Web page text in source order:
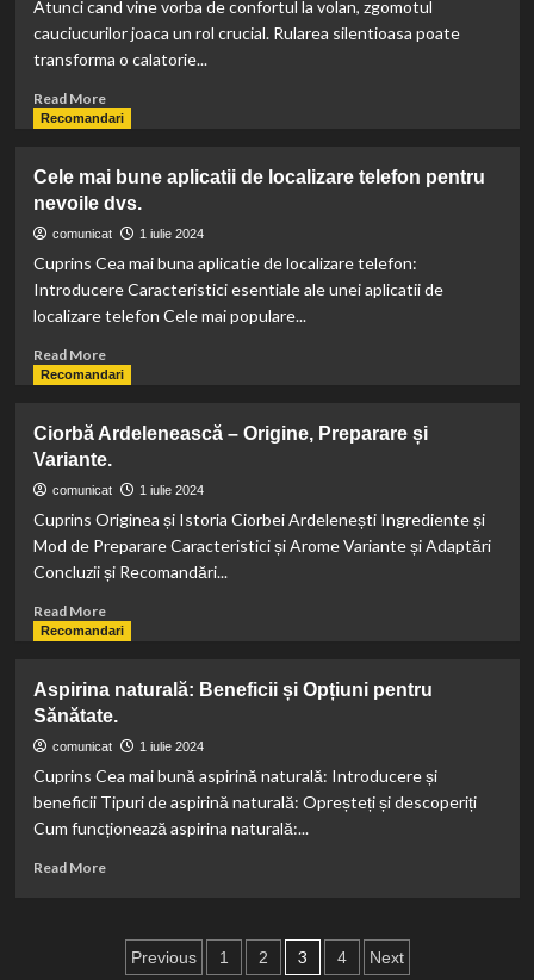
Ideale
Atunci cand vine vorba de confortul la volan, zgomotul
cauciucurilor joaca un rol crucial. Rularea silentioasa poate
transforma o calatorie...
Read MoreRead
more
Cauciucurilor
pentru
o
Rulare
–
Ghidul
pentru
Confort
Liniste
la
Volan
Recomandari
Cele mai bune aplicatii de localizare telefon pentru
nevoile dvs.
comunicat 1 iulie 2024
Cuprins Cea mai buna aplicatie de localizare telefon:
Introducere Caracteristici esentiale ale unei aplicatii de
localizare telefon Cele mai populare...
Read MoreRead
more
mai
bune
aplicatii
de
localizare
telefon
pentru
dvs.
Recomandari
Ciorbă Ardelenească – Origine, Preparare și
Variante.
comunicat 1 iulie 2024
Cuprins Originea și Istoria Ciorbei Ardelenești Ingrediente și
Mod de Preparare Caracteristici și Arome Variante și Adaptări
Concluzii și Recomandări...
Read MoreRead
more
Ardelenească
–
Origine,
Preparare
Variante.
Recomandari
Aspirina naturală: Beneficii și Opțiuni pentru
Sănătate.
comunicat 1 iulie 2024
Cuprins Cea mai bună aspirină naturală: Introducere și
beneficii Tipuri de aspirină naturală: Opreșteți și descoperiți
Cum funcționează aspirina naturală:...
Read MoreRead
naturală:
Paginație
Previous 1 2 3 4 Next